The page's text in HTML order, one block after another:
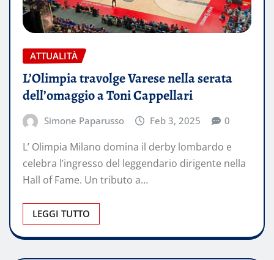
ATTUALITÀ
L’Olimpia travolge Varese nella serata
dell’omaggio a Toni Cappellari
Simone Paparusso Feb 3, 2025 0
L’ Olimpia Milano domina il derby lombardo e
celebra l’ingresso del leggendario dirigente nella
Hall of Fame. Un tributo a…
LEGGI TUTTO